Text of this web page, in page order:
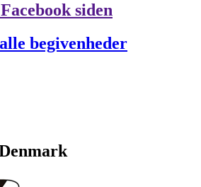
siden
begivenheder